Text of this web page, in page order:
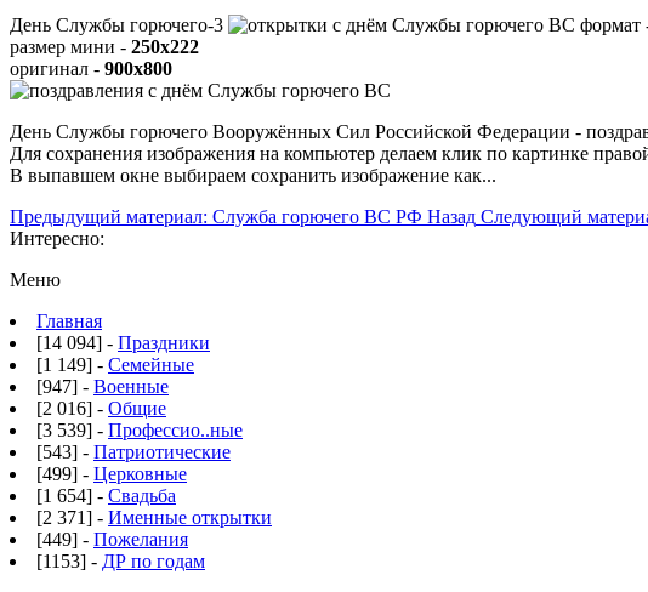
День Службы горючего-3
формат
размер мини - 250x222
оригинал - 900x800
День Службы горючего Вооружённых Сил Российской Федерации -
Для сохранения изображения на компьютер делаем клик по картинке
В выпавшем окне выбираем сохранить изображение как...
Предыдущий материал: Служба горючего ВС РФ Назад Следующий
Интересно:
Меню
Главная
[14 094] - Праздники
[1 149] - Семейные
[947] - Военные
[2 016] - Общие
[3 539] - Профессио..ные
[543] - Патриотические
[499] - Церковные
[1 654] - Свадьба
[2 371] - Именные открытки
[449] - Пожелания
[1153] - ДР по годам